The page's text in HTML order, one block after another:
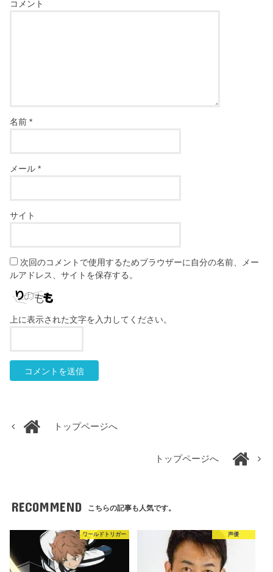
コメント
名前*
メール*
サイト
次回のコメントで使用するためブラウザーに自分の名前、メー
ルアドレス、サイトを保存する。
上に表示された文字を入力してください。
トップページへ
トップページへ
RECOMMEND こちらの記事も人気です。
ワールドトリガー 声優